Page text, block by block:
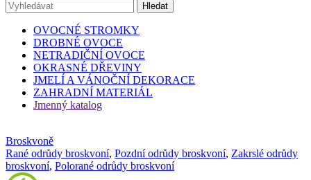
OVOCNÉ STROMKY
DROBNÉ OVOCE
NETRADIČNÍ OVOCE
OKRASNÉ DŘEVINY
JMELÍ A VÁNOČNÍ DEKORACE
ZAHRADNÍ MATERIÁL
Jmenný katalog
Broskvoně
Rané odrůdy broskvoní, Pozdní odrůdy broskvoní, Zakrslé odrůdy
broskvoní, Polorané odrůdy broskvoní